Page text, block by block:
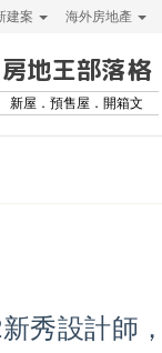
建案 海外房地產
房地王部落格
新屋．預售屋．開箱文
秀設計師